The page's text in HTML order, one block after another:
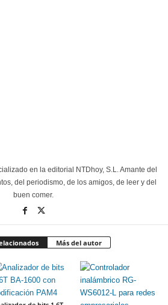
en la editorial NTDhoy, S.L. Amante del
del periodismo, de los amigos, de leer y del
buen comer.
Más del autor